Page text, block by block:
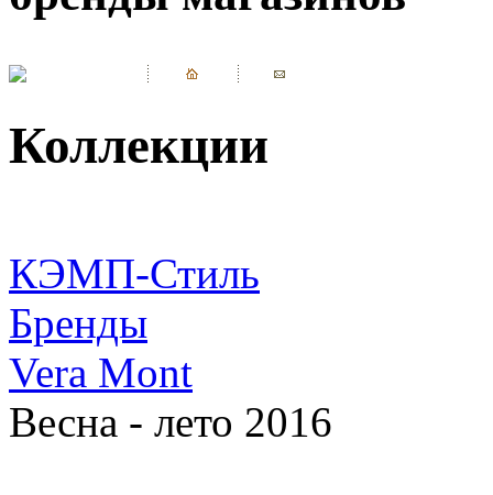
Коллекции
КЭМП-Стиль
Бренды
Vera Mont
Весна - лето 2016